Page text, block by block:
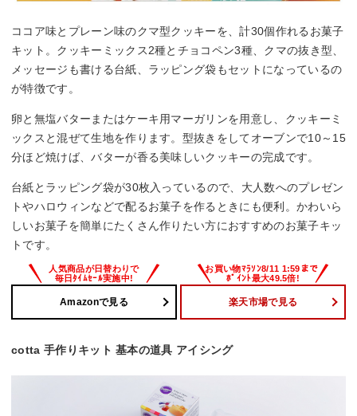
ココア味とプレーン味のクマ型クッキーを、計30個作れるお菓子
キット。クッキーミックス2種とチョコペン3種、クマの抜き型、
メッセージも書ける台紙、ラッピング袋もセットになっているの
が特徴です。
卵と無塩バターまたはケーキ用マーガリンを用意し、クッキーミ
ックスと混ぜて生地を作ります。型抜きをしてオーブンで10～15
分ほど焼けば、バターが香る美味しいクッキーの完成です。
台紙とラッピング袋が30枚入っているので、大人数へのプレゼン
トやハロウィンなどで配るお菓子を作るときにも便利。かわいら
しいお菓子を簡単にたくさん作りたい方におすすめのお菓子キッ
トです。
Amazonで見る 楽天市場で見る
cotta 手作りキット 基本の道具 アイシング